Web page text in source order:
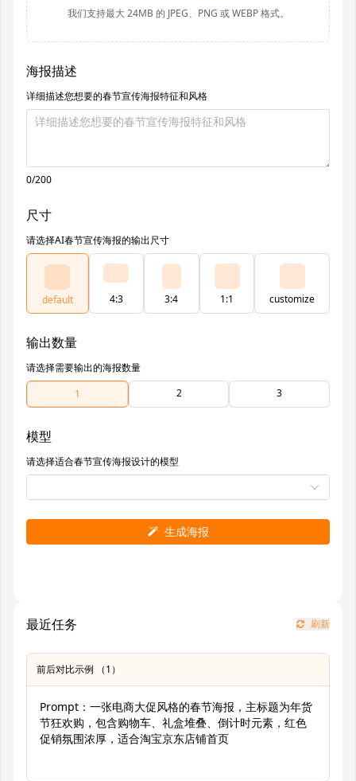
我们支持最大 24MB 的 JPEG、PNG 或 WEBP 格式。
海报描述
详细描述您想要的春节宣传海报特征和风格
0/200
尺寸
请选择AI春节宣传海报的输出尺寸
default 4:3 3:4 1:1 customize
输出数量
请选择需要输出的海报数量
1
2 3
模型
请选择适合春节宣传海报设计的模型
生成海报
最近任务 刷新
前后对比示例 （1）
Prompt：一张电商大促风格的春节海报，主标题为年货
节狂欢购，包含购物车、礼盒堆叠、倒计时元素，红色
促销氛围浓厚，适合淘宝京东店铺首页